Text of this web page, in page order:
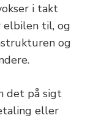
i takt
elbilen til, og
og
det på sigt
eller